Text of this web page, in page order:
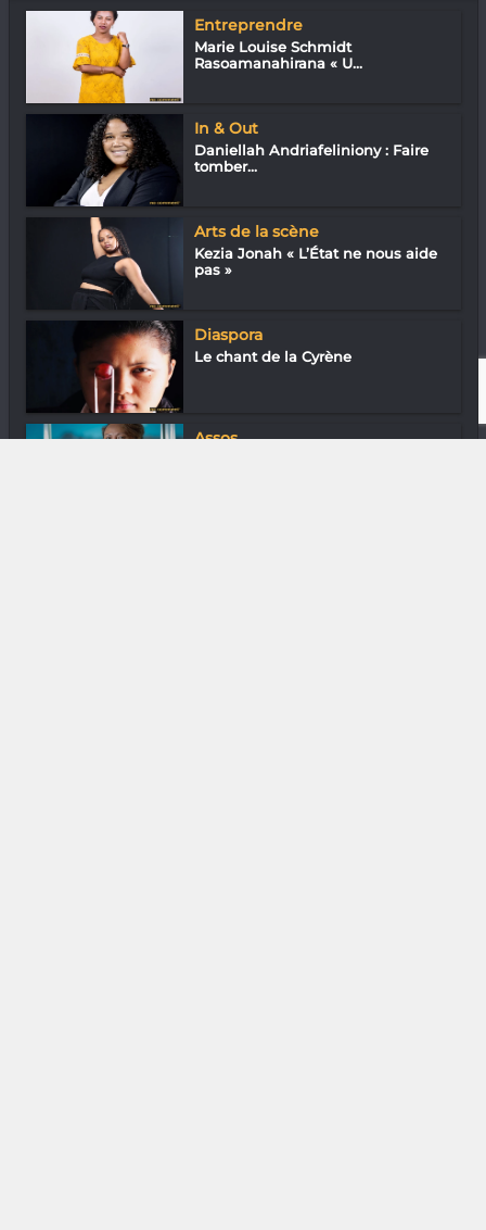
Entreprendre
Marie Louise Schmidt
Rasoamanahirana « U...
In & Out
Daniellah Andriafeliniony : Faire
tomber...
Arts de la scène
Kezia Jonah « L’État ne nous aide
pas »
Diaspora
Le chant de la Cyrène
Assos